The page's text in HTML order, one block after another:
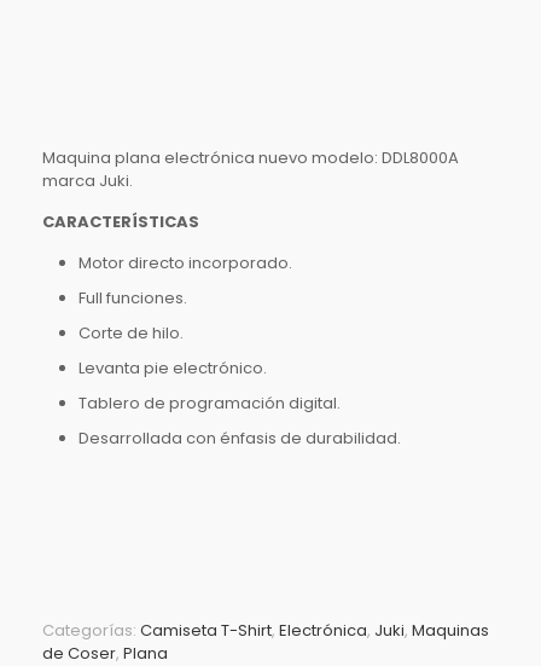
Maquina plana electrónica nuevo modelo: DDL8000A
marca Juki.
CARACTERÍSTICAS
Motor directo incorporado.
Full funciones.
Corte de hilo.
Levanta pie electrónico.
Tablero de programación digital.
Desarrollada con énfasis de durabilidad.
Categorías: Camiseta T-Shirt, Electrónica, Juki, Maquinas
de Coser, Plana